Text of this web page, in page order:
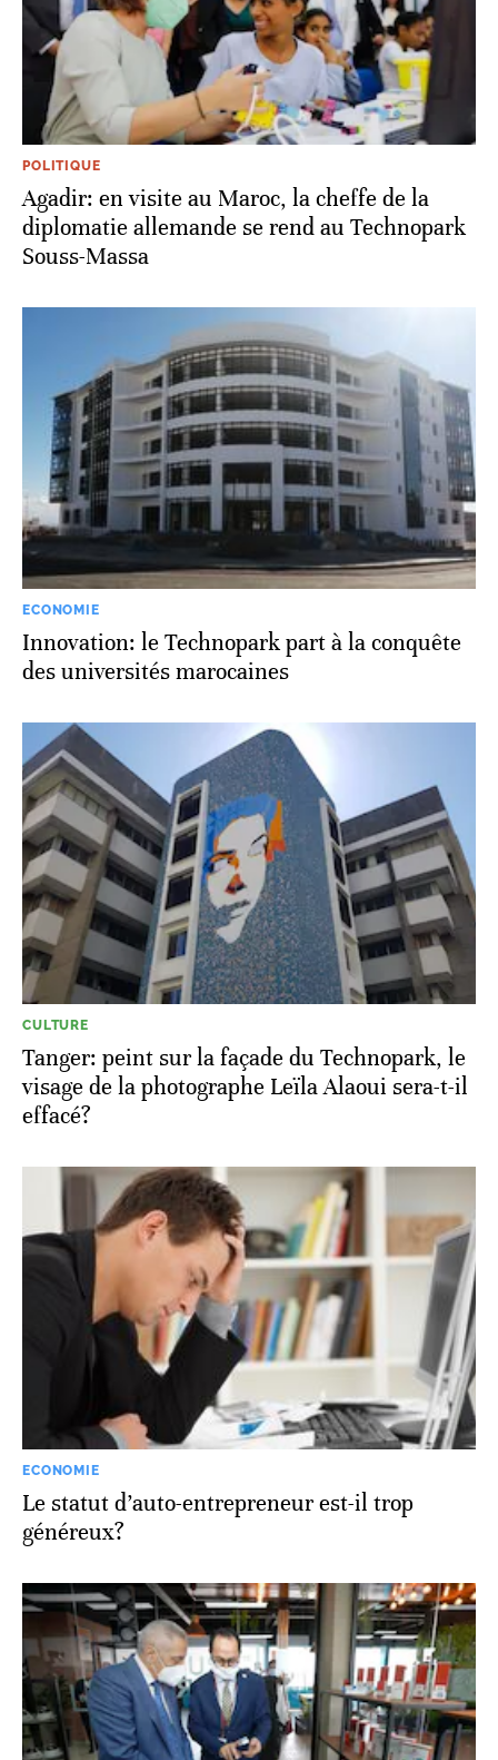
POLITIQUE
Agadir: en visite au Maroc, la cheffe de la
diplomatie allemande se rend au Technopark
Souss-Massa
ECONOMIE
Innovation: le Technopark part à la conquête
des universités marocaines
CULTURE
Tanger: peint sur la façade du Technopark, le
visage de la photographe Leïla Alaoui sera-t-il
effacé?
ECONOMIE
Le statut d’auto-entrepreneur est-il trop
généreux?